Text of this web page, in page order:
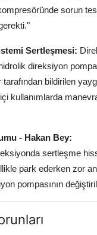
sorun
Sertleşmesi:
direksiyon
tarafından bildirilen
kullanımlarda
- Hakan Bey:
sertleşme
park ederken zor
pompasının